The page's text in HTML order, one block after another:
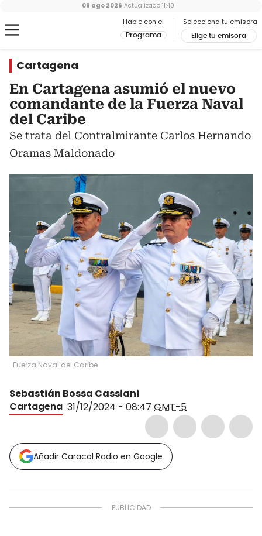
Hable con el
Programa
Selecciona tu emisora
Elige tu emisora
08 ago 2026 Actualizado 11:40
Cartagena
En Cartagena asumió el nuevo
comandante de la Fuerza Naval
del Caribe
Se trata del Contralmirante Carlos Hernando
Oramas Maldonado
Fuerza Naval del Caribe
Sebastián Bossa Cassiani
Cartagena 31/12/2024 - 08:47 GMT-5
Añadir Caracol Radio en Google